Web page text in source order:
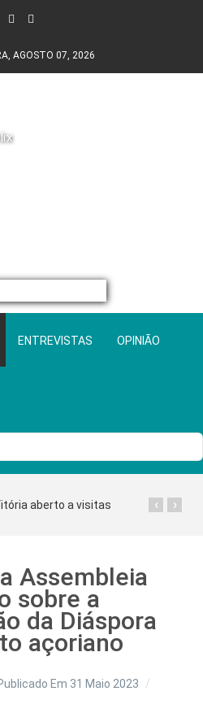
AGOSTO 07, 2026
ENTREVISTAS OPINIÃO
aberto a visitas ›
‹
Assembleia
sobre a
da Diáspora
açoriano
Em 31 Maio 2023